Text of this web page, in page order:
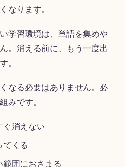
なります。
学習環境は、単語を集めや
。消える前に、もう一度出
。
なる必要はありません。必
みです。
ぐ消えない
てくる
囲におさまる